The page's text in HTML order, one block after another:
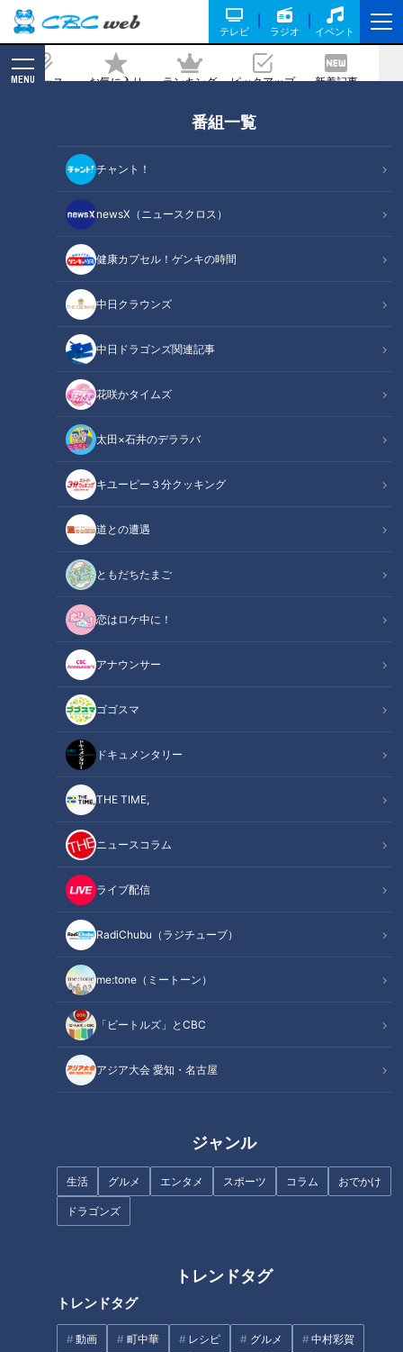
テレビ ラジオ イベント
ニュース お気に入り ランキング ピックアップ 新着記事
MENU
番組一覧
チャント！
newsX（ニュースクロス）
健康カプセル！ゲンキの時間
中日クラウンズ
中日ドラゴンズ関連記事
花咲かタイムズ
太田×石井のデララバ
キユーピー３分クッキング
道との遭遇
ともだちたまご
恋はロケ中に！
アナウンサー
ゴゴスマ
ドキュメンタリー
THE TIME,
ニュースコラム
ライブ配信
RadiChubu（ラジチューブ）
me:tone（ミートーン）
「ビートルズ」とCBC
アジア大会 愛知・名古屋
ジャンル
生活 グルメ エンタメ スポーツ コラム おでかけ
ドラゴンズ
トレンドタグ
トレンドタグ
動画 町中華 レシピ グルメ 中村彩賀
なるチョコを商品化！ 愛知『一宮商業
高校』情報処理科＆地域貢献部
2023/02/21 17:51
チャント！
マヂ学校に向かいます
『マヂカルラブリー』の野田クリスタルと村上の二人が東海地
方の学校におじゃまし、今どきの“リアルな学校生活”を紹介す
る『マヂ学校に向かいます』。今回は、愛知県一宮市にある
『愛知県立一宮商業高校』です。
CBCテレビ『チャント！』マヂ学校に向かいます
まず、高校生が使いたくなる手帳を考案したという『情報処理
科』の3年生の教室にマヂラブが向かいました。
普段は主に、パソコンを使った情報処理やプログラミングを学
んでいる『情報処理科』。キーボードで文字入力をする“タイ
ピング”が速い生徒が多い中、クラスで一番高速な生徒とゲー